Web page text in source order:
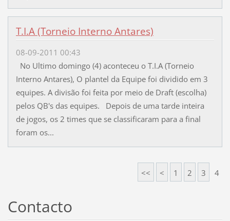
T.I.A (Torneio Interno Antares)
08-09-2011 00:43
No Ultimo domingo (4) aconteceu o T.I.A (Torneio
Interno Antares), O plantel da Equipe foi dividido em 3
equipes. A divisão foi feita por meio de Draft (escolha)
pelos QB's das equipes. Depois de uma tarde inteira
de jogos, os 2 times que se classificaram para a final
foram os...
<< < 1 2 3 4
Contacto